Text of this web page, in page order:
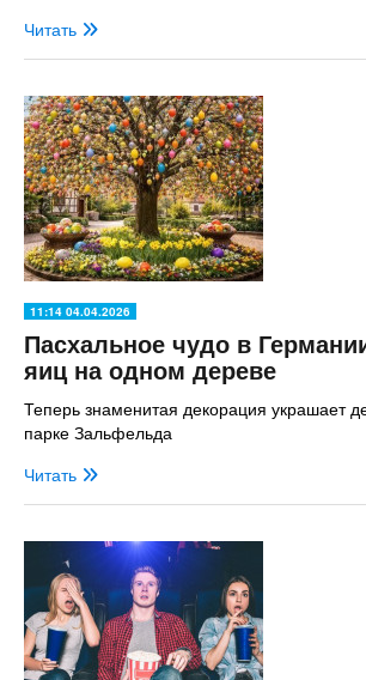
Читать
11:14 04.04.2026
Пасхальное чудо в
яиц на одном дереве
Теперь знаменитая декорация украшает
парке Зальфельда
Читать